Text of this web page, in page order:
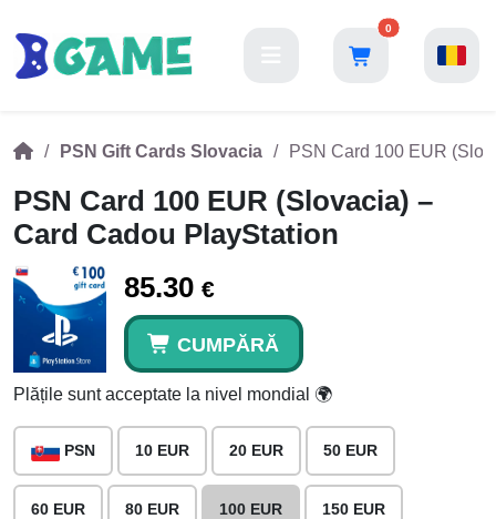
0
PSN Gift Cards Slovacia PSN Card 100 EUR
PSN Card 100 EUR (Slovacia) –
Card Cadou PlayStation
85.30 €
CUMPĂRĂ
Plățile sunt acceptate la nivel mondial 🌍
PSN 10 EUR 20 EUR 50 EUR
60 EUR 80 EUR 100 EUR 150 EUR